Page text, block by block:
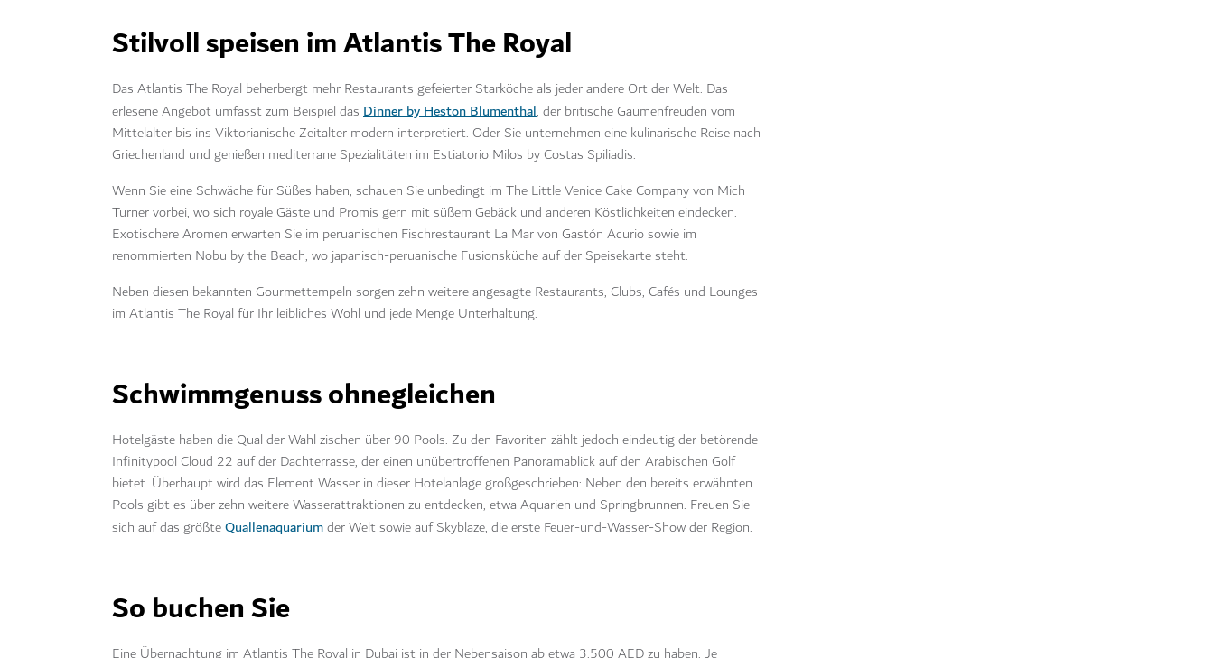
Stilvoll speisen im Atlantis The Royal
Das Atlantis The Royal beherbergt mehr Restaurants gefeierter Starköche als jeder andere Ort der Welt. Das
erlesene Angebot umfasst zum Beispiel das Dinner by Heston Blumenthal, der britische Gaumenfreuden vom
Mittelalter bis ins Viktorianische Zeitalter modern interpretiert. Oder Sie unternehmen eine kulinarische Reise nach
Griechenland und genießen mediterrane Spezialitäten im Estiatorio Milos by Costas Spiliadis.
Wenn Sie eine Schwäche für Süßes haben, schauen Sie unbedingt im The Little Venice Cake Company von Mich
Turner vorbei, wo sich royale Gäste und Promis gern mit süßem Gebäck und anderen Köstlichkeiten eindecken.
Exotischere Aromen erwarten Sie im peruanischen Fischrestaurant La Mar von Gastón Acurio sowie im
renommierten Nobu by the Beach, wo japanisch-peruanische Fusionsküche auf der Speisekarte steht.
Neben diesen bekannten Gourmettempeln sorgen zehn weitere angesagte Restaurants, Clubs, Cafés und Lounges
im Atlantis The Royal für Ihr leibliches Wohl und jede Menge Unterhaltung.
Schwimmgenuss ohnegleichen
Hotelgäste haben die Qual der Wahl zischen über 90 Pools. Zu den Favoriten zählt jedoch eindeutig der betörende
Infinitypool Cloud 22 auf der Dachterrasse, der einen unübertroffenen Panoramablick auf den Arabischen Golf
bietet. Überhaupt wird das Element Wasser in dieser Hotelanlage großgeschrieben: Neben den bereits erwähnten
Pools gibt es über zehn weitere Wasserattraktionen zu entdecken, etwa Aquarien und Springbrunnen. Freuen Sie
sich auf das größteQuallenaquariumder Welt sowie auf Skyblaze, die erste Feuer-und-Wasser-Show der Region.
So buchen Sie